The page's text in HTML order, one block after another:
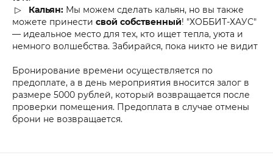
▷ Кальян: Мы можем сделать кальян, но вы также
можете принести свой собственный! "ХОББИТ-ХАУС"
— идеальное место для тех, кто ищет тепла, уюта и
немного волшебства. Забирайся, пока никто не видит
Бронирование времени осуществляется по
предоплате, а в день мероприятия вносится залог в
размере 5000 рублей, который возвращается после
проверки помещения. Предоплата в случае отмены
брони не возвращается.